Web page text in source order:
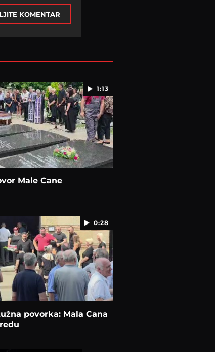
KOMENTAR
1:13
Male Cane
0:28
povorka: Mala Cana